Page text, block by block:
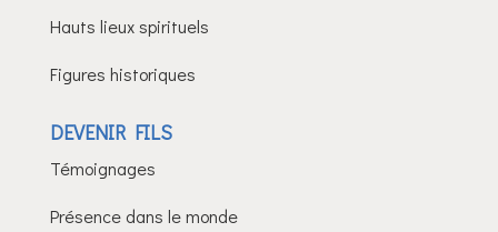
Hauts lieux spirituels
Figures historiques
DEVENIR FILS
Témoignages
Présence dans le monde